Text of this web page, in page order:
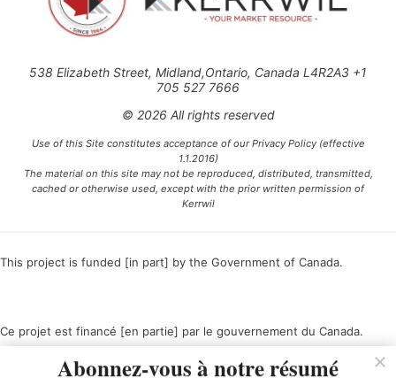
538 Elizabeth Street, Midland,Ontario, Canada L4R2A3 +1
705 527 7666
© 2026 All rights reserved
Use of this Site constitutes acceptance of our Privacy Policy (effective
1.1.2016)
The material on this site may not be reproduced, distributed, transmitted,
cached or otherwise used, except with the prior written permission of
Kerrwil
This project is funded [in part] by the Government of Canada.
Ce projet est financé [en partie] par le gouvernement du Canada.
Abonnez-vous à notre résumé